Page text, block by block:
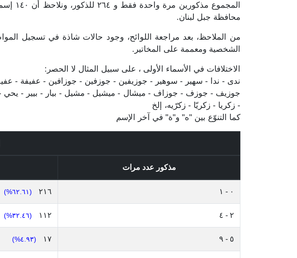
محافظة جبل لبنان.
من الملاحظ، بعد مراجعة اللوائح، وجود حالات شاذة في تسجيل
الشخصية ومعممة على المخاتير.
الاختلافات في الأسماء الأولى ، على سبيل المثال لا الحصر:
ندى - ندا - سهير - سوهير - جوزيفين - جوزفين - جوزافين - عفيفة - عفيفه
جوزيف - جوزف - جوزاف - ميشال - ميشيل - مشيل - بيار - بيير - يحي
- زكريا - زكريّا - زكرّيه، إلخ
كما التنوّع بين "ه" و"ة" في آخر الإسم
مذكور عدد مرات
٠ - ١ ٢١٦ (٦٢.٦١%)
٢ - ٤ ١١٢ (٣٢.٤٦%)
٥ - ٩ ١٧ (٤.٩٣%)